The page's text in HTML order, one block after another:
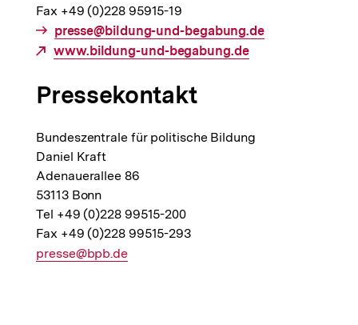
Fax +49 (0)228 95915-19
E-
Mail
presse@bildung-und-begabung.de
Externer
www.bildung-und-begabung.de
Pressekontakt
Bundeszentrale für politische Bildung
Daniel Kraft
Adenauerallee 86
53113 Bonn
Tel +49 (0)228 99515-200
Fax +49 (0)228 99515-293
E-
presse@bpb.de